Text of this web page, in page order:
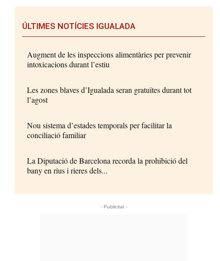
ÚLTIMES NOTÍCIES IGUALADA
Augment de les inspeccions alimentàries per prevenir
intoxicacions durant l’estiu
Les zones blaves d’Igualada seran gratuïtes durant tot
l’agost
Nou sistema d’estades temporals per facilitar la
conciliació familiar
La Diputació de Barcelona recorda la prohibició del
bany en rius i rieres dels...
- Publicitat -